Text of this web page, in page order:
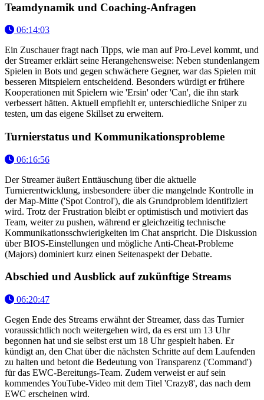
Teamdynamik und Coaching-Anfragen
06:14:03
Ein Zuschauer fragt nach Tipps, wie man auf Pro-Level kommt, und
der Streamer erklärt seine Herangehensweise: Neben stundenlangem
Spielen in Bots und gegen schwächere Gegner, war das Spielen mit
besseren Mitspielern entscheidend. Besonders würdigt er frühere
Kooperationen mit Spielern wie 'Ersin' oder 'Can', die ihn stark
verbessert hätten. Aktuell empfiehlt er, unterschiedliche Sniper zu
testen, um das eigene Skillset zu erweitern.
Turnierstatus und Kommunikationsprobleme
06:16:56
Der Streamer äußert Enttäuschung über die aktuelle
Turnierentwicklung, insbesondere über die mangelnde Kontrolle in
der Map-Mitte ('Spot Control'), die als Grundproblem identifiziert
wird. Trotz der Frustration bleibt er optimistisch und motiviert das
Team, weiter zu pushen, während er gleichzeitig technische
Kommunikationsschwierigkeiten im Chat anspricht. Die Diskussion
über BIOS-Einstellungen und mögliche Anti-Cheat-Probleme
(Majors) dominiert kurz einen Seitenaspekt der Debatte.
Abschied und Ausblick auf zukünftige Streams
06:20:47
Gegen Ende des Streams erwähnt der Streamer, dass das Turnier
voraussichtlich noch weitergehen wird, da es erst um 13 Uhr
begonnen hat und sie selbst erst um 18 Uhr gespielt haben. Er
kündigt an, den Chat über die nächsten Schritte auf dem Laufenden
zu halten und betont die Bedeutung von Transparenz ('Command')
für das EWC-Bereitungs-Team. Zudem verweist er auf sein
kommendes YouTube-Video mit dem Titel 'Crazy8', das nach dem
EWC erscheinen wird.